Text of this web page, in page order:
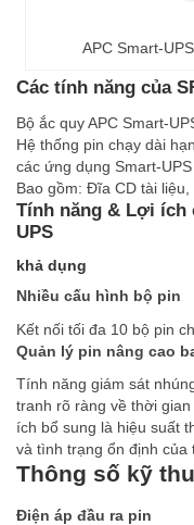
APC Smart-
Các tính năng của
Bộ ắc quy APC Smart-
Hệ thống pin chạy dài
các ứng dụng Smart-UPS
Bao gồm: Đĩa CD tài
Tính năng & Lợi ích
UPS
khả dụng
Nhiều cấu hình bộ pin
Kết nối tối đa 10 bộ pin
Quản lý pin nâng cao
Tính năng giám sát
tranh rõ ràng về thời
ích bổ sung là hiệu suất
và tình trạng ổn định của
Thông số kỹ
Điện áp đầu ra pin